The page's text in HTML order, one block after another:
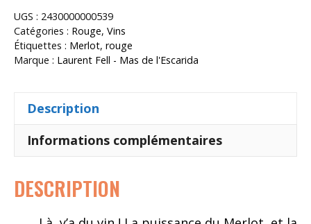
mon
soleu
UGS : 2430000000539
Catégories : Rouge, Vins
Étiquettes : Merlot, rouge
Marque : Laurent Fell - Mas de l'Escarida
Description
Informations complémentaires
DESCRIPTION